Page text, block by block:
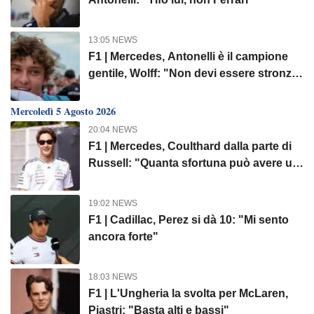
13:05 NEWS
F1 | Mercedes, Antonelli è il campione
gentile, Wolff: "Non devi essere stronzo
Mercoledì 5 Agosto 2026
20:04 NEWS
F1 | Mercedes, Coulthard dalla parte di
Russell: "Quanta sfortuna può avere un
19:02 NEWS
F1 | Cadillac, Perez si dà 10: "Mi sento
ancora forte"
18:03 NEWS
F1 | L'Ungheria la svolta per McLaren,
Piastri: "Basta alti e bassi"